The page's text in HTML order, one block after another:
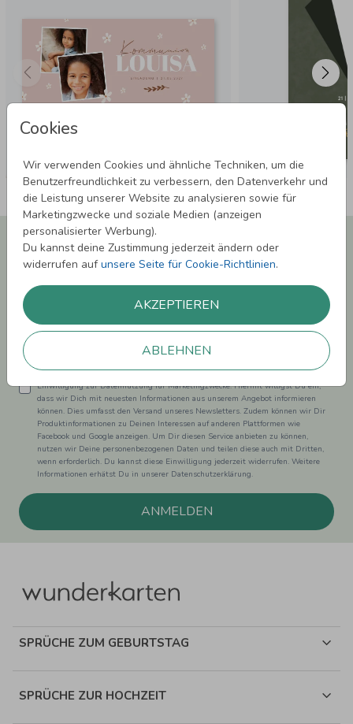
Cookies
Wir verwenden Cookies und ähnliche Techniken, um die
Benutzerfreundlichkeit zu verbessern, den Datenverkehr und
die Leistung unserer Website zu analysieren sowie für
Marketingzwecke und soziale Medien (anzeigen
personalisierter Werbung).
Du kannst deine Zustimmung jederzeit ändern oder
widerrufen aufunsere Seite für Cookie-Richtlinien.
AKZEPTIEREN
ABLEHNEN
Newsletter abonnieren und 5,00 € Rabatt**
sichern!
Laufenden.
Einwilligung zur Datennutzung für Marketingzwecke: Hiermit willigst Du ein,
dass wir Dich mit neuesten Informationen aus unserem Angebot informieren
können. Dies umfasst den Versand unseres Newsletters. Zudem können wir Dir
Produktinformationen zu Deinen Interessen auf anderen Plattformen wie
Facebook und Google anzeigen. Um Dir diesen Service anbieten zu können,
nutzen wir Deine personenbezogenen Daten und teilen diese auch mit Dritten,
wenn erforderlich. Du kannst diese Einwilligung jederzeit widerrufen. Weitere
Informationen erhätst Du in unserer Datenschutzerklärung.
ANMELDEN
SPRÜCHE ZUM GEBURTSTAG
SPRÜCHE ZUR HOCHZEIT